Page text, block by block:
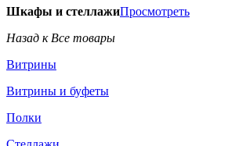
Шкафы и стеллажиПросмотреть
Назад к Все товары
Витрины
Витрины и буфеты
Полки